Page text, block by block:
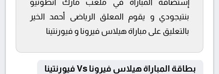
إستضافة المباراة في ملعب مارك أنطونيو
بنتيجودي و يقوم المعلق الرياضى أحمد الخير
بالتعليق على مباراة هيلاس فيرونا و فيورنتينا
بطاقة المباراة هيلاس فيرونا Vs فيورنتينا